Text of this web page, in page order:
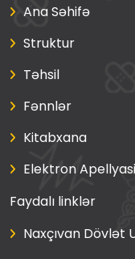
Ana Səhifə
Struktur
Təhsil
Fənnlər
Kitabxana
Elektron
Faydalı linklər
Naxçıvan Dövlət